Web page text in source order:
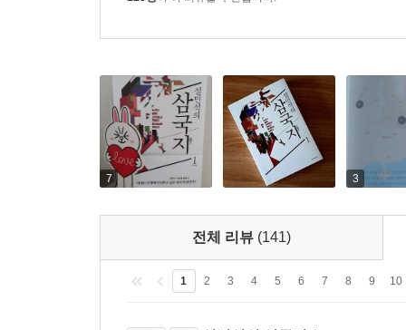
7 3
전체 리뷰 (141)
1 2 3 4 5 6 7 8 9 10